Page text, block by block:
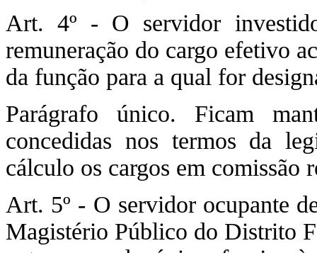
Art. 4º - O servidor
remuneração do cargo efetivo
da função para a qual for
Parágrafo único. Ficam
concedidas nos termos da
cálculo os cargos em comissão
Art. 5º - O servidor ocupante
Magistério Público do Distrito